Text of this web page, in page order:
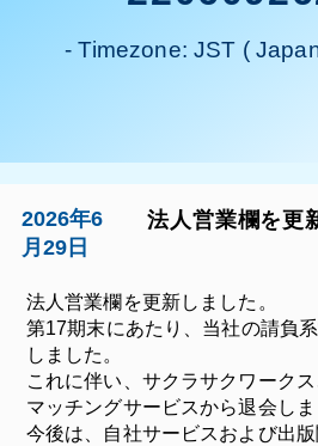
- Timezone: JST (
2026年6
月29日
法人営業欄を更
法人営業欄を更新しました。
第17期末にあたり、当社の請負
しました。
これに伴い、サクラサクワーク
マッチングサービスから退会しま
今後は、自社サービスおよび出